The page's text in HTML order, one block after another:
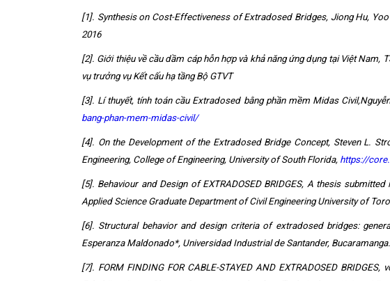
[1]. Synthesis on Cost-Effectiveness of Extradosed Bridges, Jiong Hu,
2016
[2]. Giới thiệu về cầu dầm cáp hỗn hợp và khả năng ứng dụng tại Việt Nam,
vụ trưởng vụ Kết cấu hạ tầng Bộ GTVT
[3]. Lí thuyết, tính toán cầu Extradosed bằng phần mềm Midas
bang-phan-mem-midas-civil/
[4]. On the Development of the Extradosed Bridge Concept, Steven L.
Engineering, College of Engineering, University of South Florida, https://
[5]. Behaviour and Design of EXTRADOSED BRIDGES, A thesis
Applied Science Graduate Department of Civil Engineering University of
[6]. Structural behavior and design criteria of extradosed bridges:
Esperanza Maldonado*, Universidad Industrial de Santander,
[7]. FORM FINDING FOR CABLE-STAYED AND EXTRADOSED